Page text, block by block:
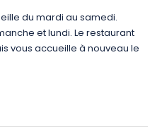
du mardi au samedi.
et lundi. Le restaurant
vous accueille à nouveau le